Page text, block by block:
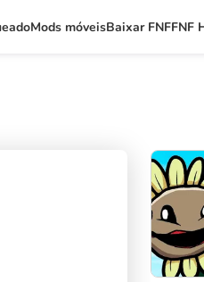
Mods móveisBaixar FNFFNF